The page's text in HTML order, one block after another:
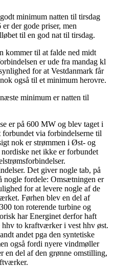
minimum natten til tirsdag
der gode priser, men
til en god nat til tirsdag.
kommer til at falde ned midt
er ude fra mandag kl
for at Vestdanmark får
også til et minimum herovre.
minimum er natten til
er på 600 MW og blev taget i
via forbindelserne til
nok er strømmen i Øst- og
net ikke er forbundet
Det giver nogle tab, på
nogle fordele: Omsætningen er
for at levere nogle af de
Førhen blev en del af
ton roterende turbine og
har Energinet derfor haft
to kraftværker i vest hhv øst.
andet pga den syntetiske
også fordi nyere vindmøller
en del af den grønne omstilling,